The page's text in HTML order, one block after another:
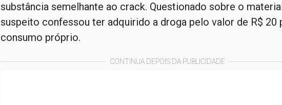
substância semelhante ao crack. Questionado sobre o
suspeito confessou ter adquirido a droga pelo valor de R$ 20
consumo próprio.
CONTINUA DEPOIS DA PUBLICIDADE